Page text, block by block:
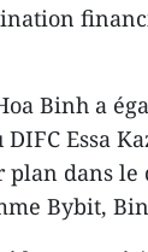
Binh a
Essa
plan dans
Bybit,